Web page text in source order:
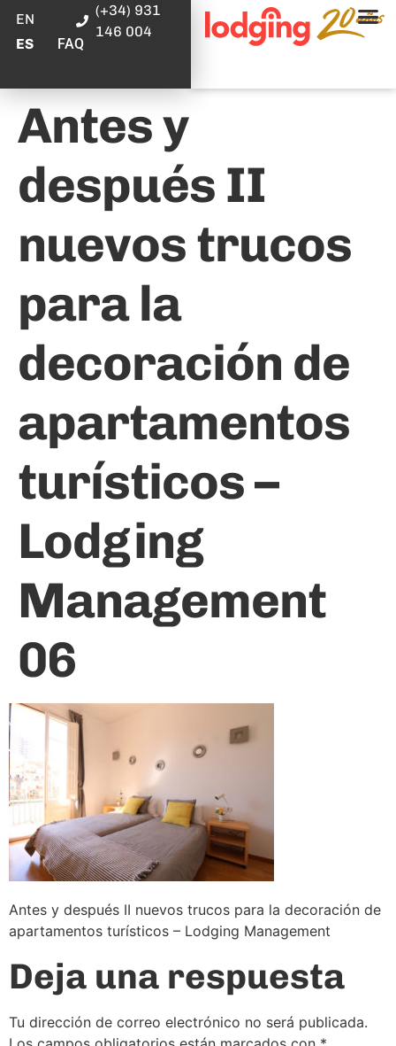
EN
ES
FAQ
(+34) 931
146 004
Antes y
después II
nuevos trucos
para la
decoración de
apartamentos
turísticos –
Lodging
Management
06
Antes y después II nuevos trucos para la decoración de
apartamentos turísticos – Lodging Management
Deja una respuesta
Tu dirección de correo electrónico no será publicada.